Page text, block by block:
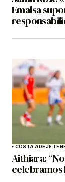
Emalsa
COSTA ADEJE
Aithiara:
celebramos